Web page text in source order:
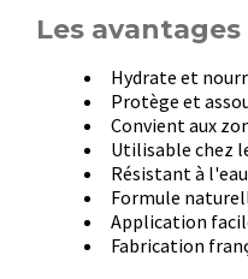
Les avantages
Hydrate et
Protège et
Convient aux
Utilisable chez
Résistant à l'eau
Formule
Application
Fabrication